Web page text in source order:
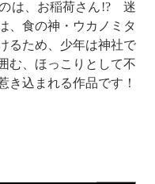
は、お稲荷さん!? 迷
、食の神・ウカノミタ
るため、少年は神社で
む、ほっこりとして不
き込まれる作品です！